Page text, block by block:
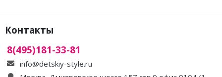
Контакты
8(495)181-33-81
info@detskiy-style.ru